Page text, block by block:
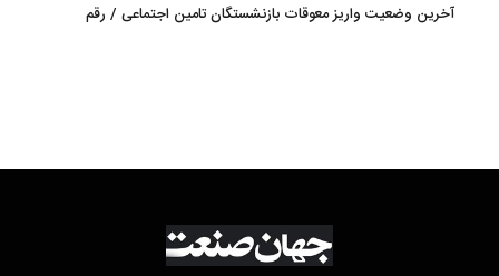
آخرین وضعیت واریز معوقات بازنشستگان تامین اجتماعی / رقم